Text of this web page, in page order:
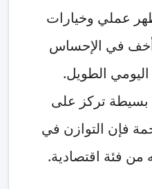
عملي وخيارات
أخف في الإحساس
اليومي الطويل.
بسيطة تركز على
فإن التوازن في
من فئة اقتصادية.